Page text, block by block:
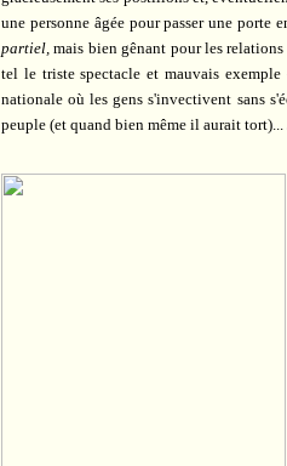
une personne âgée pour passer une porte
partiel, mais bien gênant pour les
tel le triste spectacle et mauvais
nationale où les gens s'invectivent sans
peuple (et quand bien même il aurait tort)...